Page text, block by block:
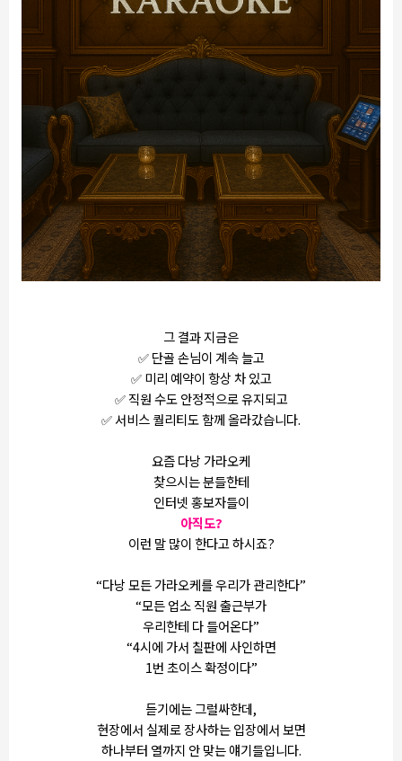
그 결과 지금은
✅ 단골 손님이 계속 늘고
✅ 미리 예약이 항상 차 있고
✅ 직원 수도 안정적으로 유지되고
✅ 서비스 퀄리티도 함께 올라갔습니다.
요즘 다낭 가라오케
찾으시는 분들한테
인터넷 홍보자들이
아직도?
이런 말 많이 한다고 하시죠?
“다낭 모든 가라오케를 우리가 관리한다”
“모든 업소 직원 출근부가
우리한테 다 들어온다”
“4시에 가서 칠판에 사인하면
1번 초이스 확정이다”
듣기에는 그럴싸한데,
현장에서 실제로 장사하는 입장에서 보면
하나부터 열까지 안 맞는 얘기들입니다.